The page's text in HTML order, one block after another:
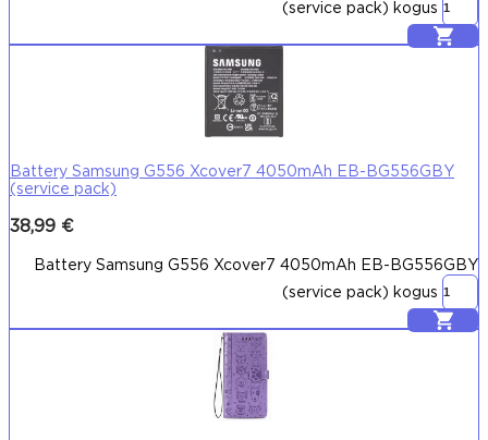
(service pack) kogus
Lisa korvi
Battery Samsung G556 Xcover7 4050mAh EB-BG556GBY
(service pack)
38,99 €
Battery Samsung G556 Xcover7 4050mAh EB-BG556GBY
(service pack) kogus
Lisa korvi